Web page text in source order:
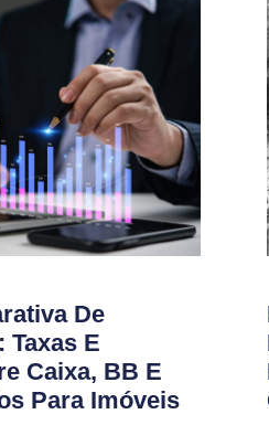
De
Taxas E
Caixa, BB E
Para Imóveis